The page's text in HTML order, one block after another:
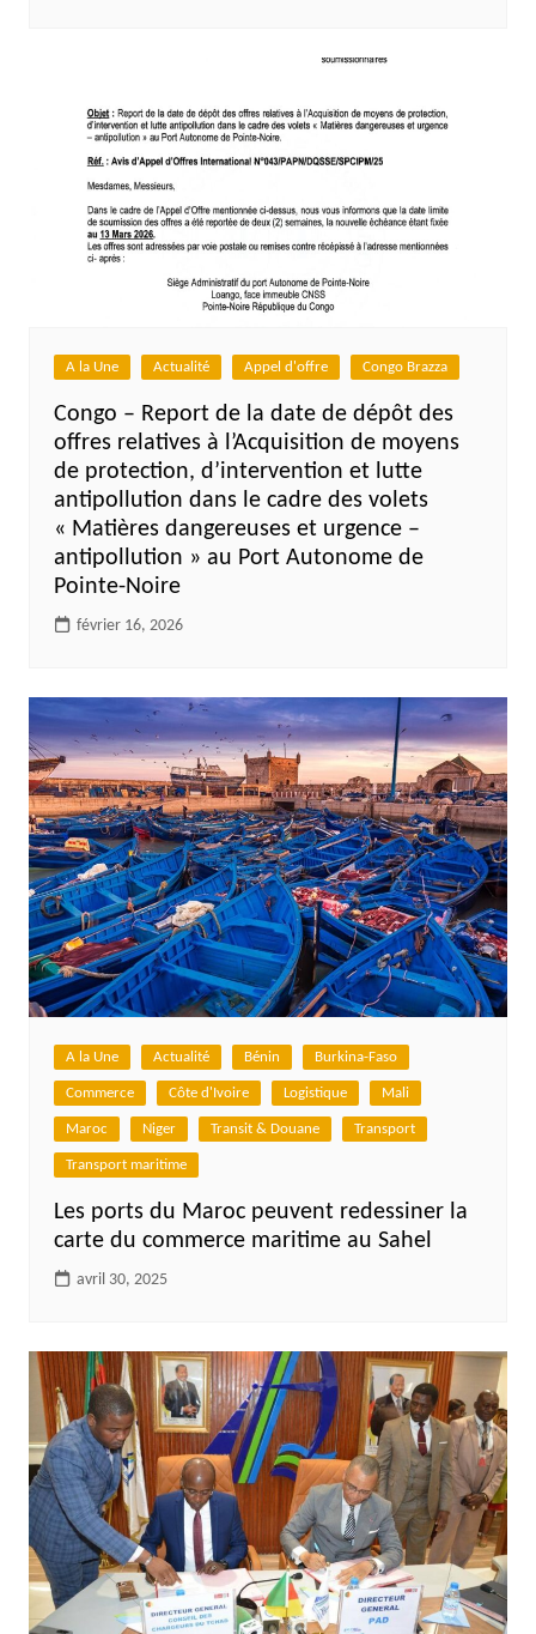
A la Une Actualité Appel d'offre Congo Brazza
Congo – Report de la date de dépôt des
offres relatives à l’Acquisition de moyens
de protection, d’intervention et lutte
antipollution dans le cadre des volets
« Matières dangereuses et urgence –
antipollution » au Port Autonome de
Pointe-Noire
février 16, 2026
A la Une Actualité Bénin Burkina-Faso
Commerce Côte d'Ivoire Logistique Mali
Maroc Niger Transit & Douane Transport
Transport maritime
Les ports du Maroc peuvent redessiner la
carte du commerce maritime au Sahel
avril 30, 2025